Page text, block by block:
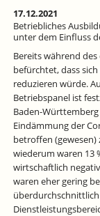
UND
DES
17.12.2021
Betriebliches
unter dem Einfluss
Bereits während
befürchtet, dass
reduzieren würde.
Betriebspanel ist
Baden-
Eindämmung der
betroffen (gewesen)
wiederum waren 13
wirtschaftlich
waren eher gering